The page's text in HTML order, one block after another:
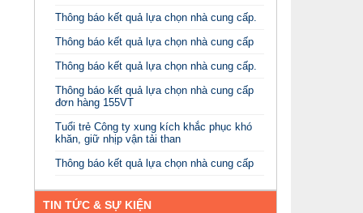
Thông báo kết quả lựa chọn nhà cung cấp.
Thông báo kết quả lựa chọn nhà cung cấp
Thông báo kết quả lựa chọn nhà cung cấp.
Thông báo kết quả lựa chọn nhà cung cấp
đơn hàng 155VT
Tuổi trẻ Công ty xung kích khắc phục khó
khăn, giữ nhịp vận tải than
Thông báo kết quả lựa chọn nhà cung cấp
TIN TỨC & SỰ KIỆN